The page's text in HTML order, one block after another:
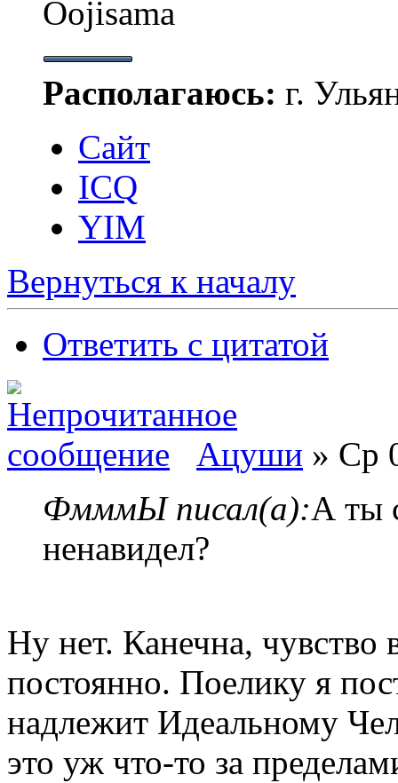
Oojisama
Располагаюсь: г.
Сайт
ICQ
YIM
Вернуться к началу
Ответить с цитатой
Ацуши » Ср
ФмммЫ писал(а):А ты
ненавидел?
Ну нет. Канечна,
постоянно. Поелику я
надлежит Идеальному
это уж что-то за